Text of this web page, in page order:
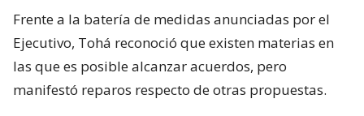
Frente a la batería de medidas anunciadas por el
Ejecutivo, Tohá reconoció que existen materias en
las que es posible alcanzar acuerdos, pero
manifestó reparos respecto de otras propuestas.